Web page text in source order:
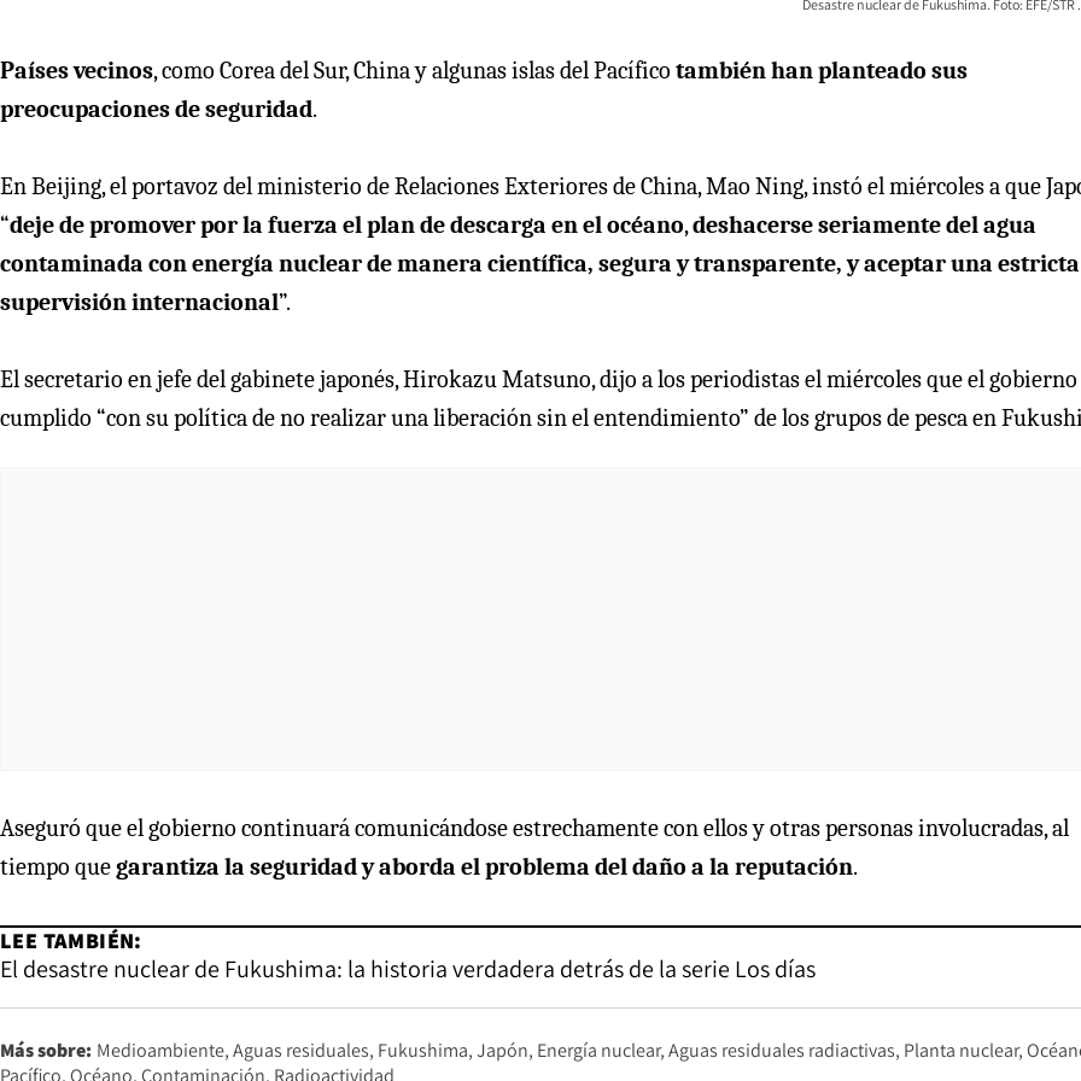
Desastre nuclear de Fukushima. Foto: EFE/STR
Países vecinos, como Corea del Sur, China y algunas islas del Pacífico también han planteado sus
preocupaciones de seguridad.
En Beijing, el portavoz del ministerio de Relaciones Exteriores de China, Mao Ning, instó el miércoles a que
“deje de promover por la fuerza el plan de descarga en el océano,deshacerse seriamente del agua
contaminada con energía nuclear de manera científica, segura y transparente, y aceptar una estricta
supervisión internacional”.
El secretario en jefe del gabinete japonés, Hirokazu Matsuno, dijo a los periodistas el miércoles que el
cumplido “con su política de no realizar una liberación sin el entendimiento” de los grupos de pesca en
Aseguró que el gobierno continuará comunicándose estrechamente con ellos y otras personas involucradas, al
tiempo quegarantiza la seguridad y aborda el problema del daño a la reputación.
LEE TAMBIÉN:
El desastre nuclear de Fukushima: la historia verdadera detrás de la serie Los días
Más sobre: Medioambiente Aguas residuales Fukushima Japón Energía nuclear Aguas residuales radiactivas Planta nuclear
Pacífico Océano Contaminación Radioactividad